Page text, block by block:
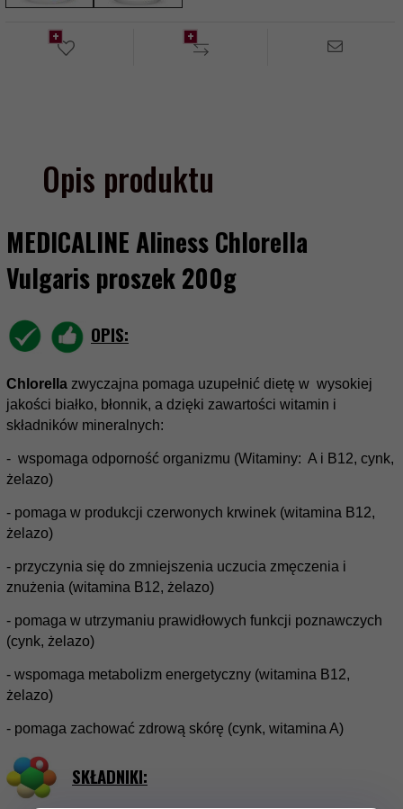
Opis produktu
MEDICALINE Aliness Chlorella
Vulgaris proszek 200g
OPIS:
Chlorella zwyczajna pomaga uzupełnić dietę w wysokiej
jakości białko, błonnik, a dzięki zawartości witamin i
składników mineralnych:
- wspomaga odporność organizmu (Witaminy: A i B12, cynk,
żelazo)
- pomaga w produkcji czerwonych krwinek (witamina B12,
żelazo)
- przyczynia się do zmniejszenia uczucia zmęczenia i
znużenia (witamina B12, żelazo)
- pomaga w utrzymaniu prawidłowych funkcji poznawczych
(cynk, żelazo)
- wspomaga metabolizm energetyczny (witamina B12,
żelazo)
- pomaga zachować zdrową skórę (cynk, witamina A)
SKŁADNIKI: